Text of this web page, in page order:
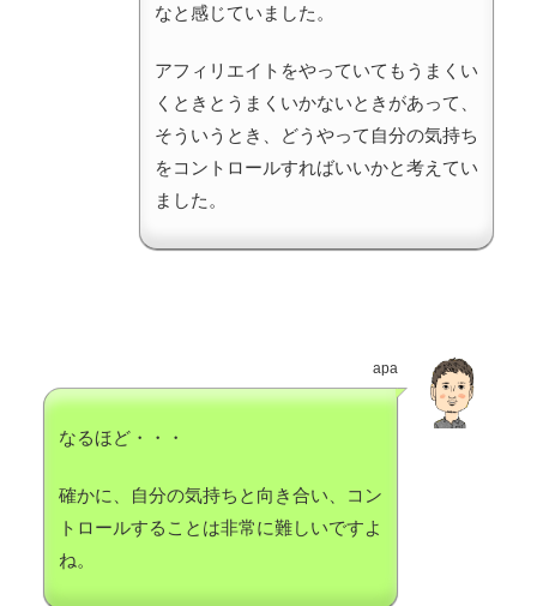
なと感じていました。
アフィリエイトをやっていてもうまくい
くときとうまくいかないときがあって、
そういうとき、どうやって自分の気持ち
をコントロールすればいいかと考えてい
ました。
apa
なるほど・・・
確かに、自分の気持ちと向き合い、コン
トロールすることは非常に難しいですよ
ね。